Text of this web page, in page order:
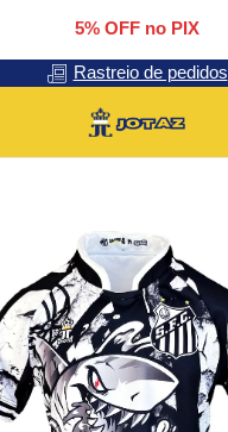
5% OFF no PIX
Rastreio de pedidos